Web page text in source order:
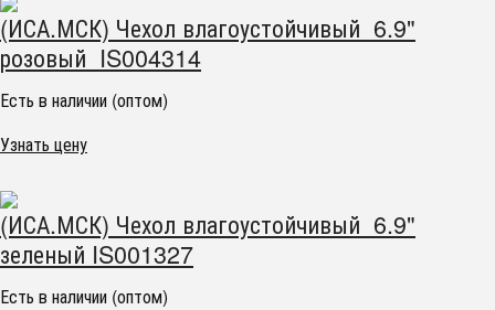
(ИСА.МСК) Чехол влагоустойчивый 6.9"
розовый IS004314
Есть в наличии (оптом)
Узнать цену
(ИСА.МСК) Чехол влагоустойчивый 6.9"
зеленый IS001327
Есть в наличии (оптом)